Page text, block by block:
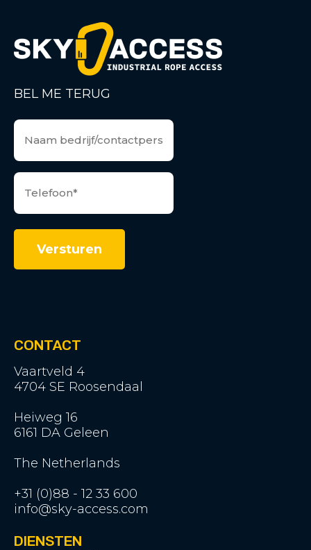
BEL ME TERUG
CONTACT
Vaartveld 4
4704 SE Roosendaal
Heiweg 16
6161 DA Geleen
The Netherlands
+31 (0)88 - 12 33 600
info@sky-access.com
DIENSTEN